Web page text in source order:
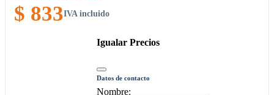
$ 833IVA incluido
Igualar Precios
Datos de contacto
Nombre: